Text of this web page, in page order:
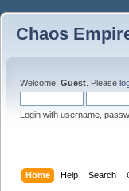
Chaos
Welcome, Guest . Please
Login with username,
Home Help Search